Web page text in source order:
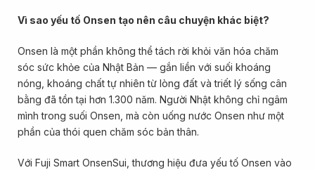
Vì sao yếu tố Onsen tạo nên câu chuyện khác biệt?
Onsen là một phần không thể tách rời khỏi văn hóa chăm
sóc sức khỏe của Nhật Bản — gắn liền với suối khoáng
nóng, khoáng chất tự nhiên từ lòng đất và triết lý sống cân
bằng đã tồn tại hơn 1.300 năm. Người Nhật không chỉ ngâm
mình trong suối Onsen, mà còn uống nước Onsen như một
phần của thói quen chăm sóc bản thân.
Với Fuji Smart OnsenSui, thương hiệu đưa yếu tố Onsen vào